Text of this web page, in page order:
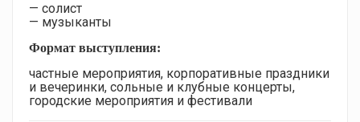
— солист
— музыканты
Формат выступления:
частные мероприятия, корпоративные праздники
и вечеринки, сольные и клубные концерты,
городские мероприятия и фестивали